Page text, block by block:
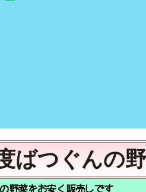
ばつぐんの
野菜をお安く販売しです